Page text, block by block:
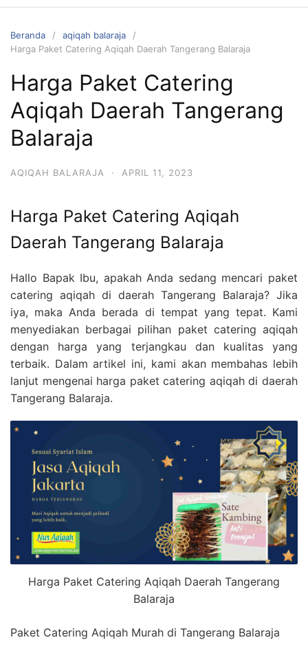
Beranda
aqiqah balaraja
Harga Paket Catering Aqiqah Daerah Tangerang Balaraja
Harga Paket Catering
Aqiqah Daerah Tangerang
Balaraja
AQIQAH BALARAJA · APRIL 11, 2023
Harga Paket Catering Aqiqah
Daerah Tangerang Balaraja
Hallo Bapak Ibu, apakah Anda sedang mencari paket
catering aqiqah di daerah Tangerang Balaraja? Jika
iya, maka Anda berada di tempat yang tepat. Kami
menyediakan berbagai pilihan paket catering aqiqah
dengan harga yang terjangkau dan kualitas yang
terbaik. Dalam artikel ini, kami akan membahas lebih
lanjut mengenai harga paket catering aqiqah di daerah
Tangerang Balaraja.
Harga Paket Catering Aqiqah Daerah Tangerang
Balaraja
Paket Catering Aqiqah Murah di Tangerang Balaraja